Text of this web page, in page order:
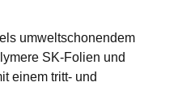
umweltschonendem
SK-Folien und
einem tritt- und